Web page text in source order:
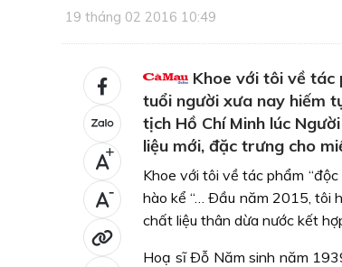
19 tháng 02 2016 10:49
+
-
Khoe với tôi về tác
tuổi người xưa nay hiếm
tịch Hồ Chí Minh lúc
liệu mới, đặc trưng cho
Khoe với tôi về tác phẩm
hào kể “… Ðầu năm 2015, tôi
chất liệu thân dừa nước kết
Hoạ sĩ Ðỗ Năm sinh năm